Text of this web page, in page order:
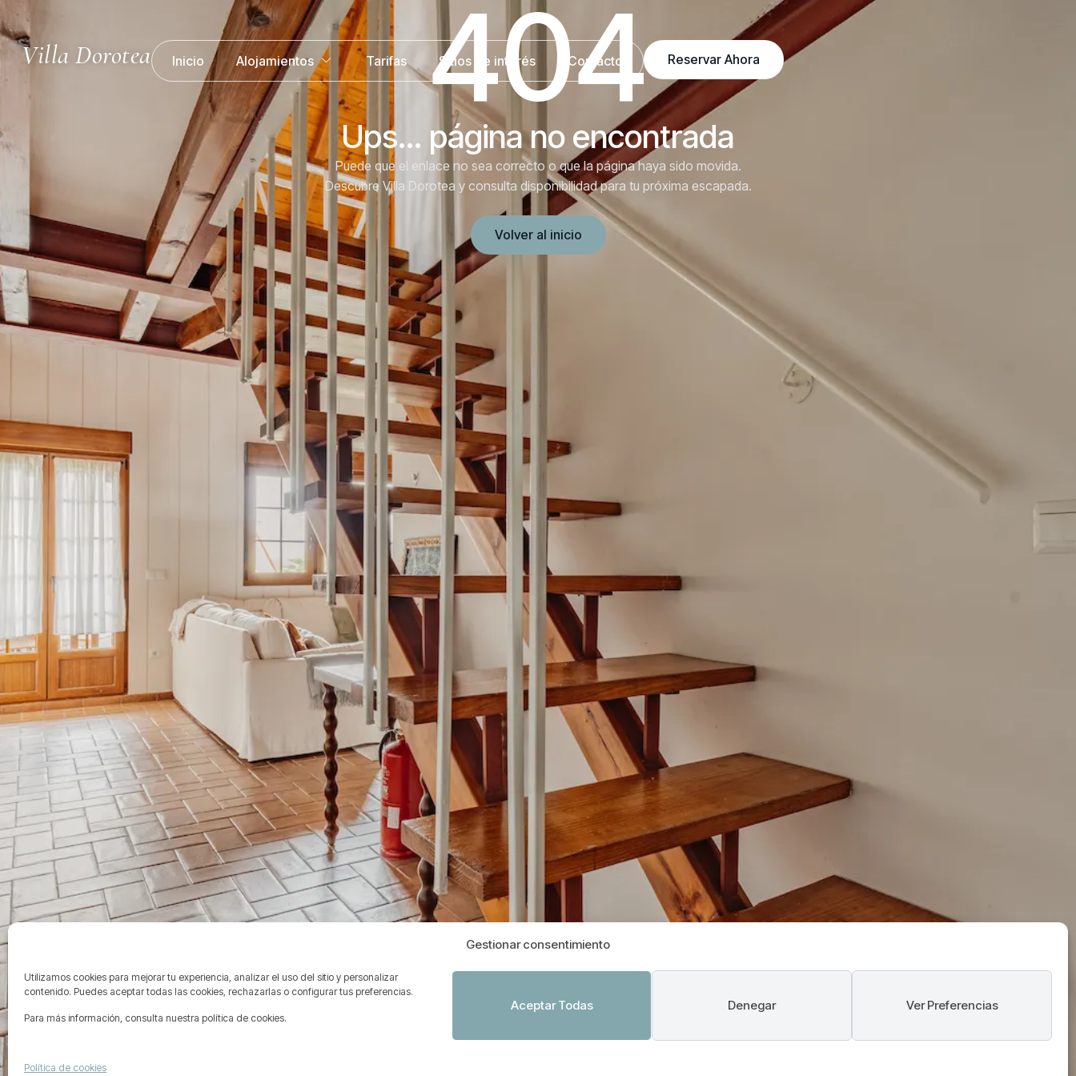
Gestionar consentimiento
Utilizamos cookies para mejorar tu experiencia, analizar el uso del sitio y personalizar
contenido. Puedes aceptar todas las cookies, rechazarlas o configurar tus preferencias.
Para más información, consulta nuestra política de cookies.
Aceptar Todas Denegar Ver Preferencias
Política de cookies
Villa Dorotea Inicio Alojamientos Tarifas Sitios de interés Contacto Reservar Ahora
404
Ups… página no encontrada
Puede que el enlace no sea correcto o que la página haya sido movida.
Descubre Villa Dorotea y consulta disponibilidad para tu próxima escapada.
Volver al inicio